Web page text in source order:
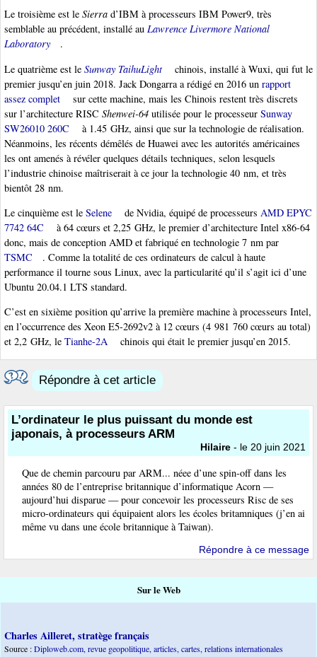
Le troisième est le Sierra d’IBM à processeurs IBM Power9, très
semblable au précédent, installé au Lawrence Livermore National
Laboratory
.
Le quatrième est le Sunway TaihuLight
chinois, installé à Wuxi, qui fut le
premier jusqu’en juin 2018. Jack Dongarra a rédigé en 2016 un rapport
assez complet
sur cette machine, mais les Chinois restent très discrets
sur l’architecture RISC Shenwei-64 utilisée pour le processeur Sunway
SW26010 260C
à 1.45 GHz, ainsi que sur la technologie de réalisation.
Néanmoins, les récents démêlés de Huawei avec les autorités américaines
les ont amenés à révéler quelques détails techniques, selon lesquels
l’industrie chinoise maîtriserait à ce jour la technologie 40 nm, et très
bientôt 28 nm.
Le cinquième est le Selene de Nvidia, équipé de processeurs AMD EPYC
7742 64C
à 64 cœurs et 2,25 GHz, le premier d’architecture Intel x86-64
donc, mais de conception AMD et fabriqué en technologie 7 nm par
TSMC
. Comme la totalité de ces ordinateurs de calcul à haute
performance il tourne sous Linux, avec la particularité qu’il s’agit ici d’une
Ubuntu 20.04.1 LTS standard.
C’est en sixième position qu’arrive la première machine à processeurs Intel,
en l’occurrence des Xeon E5-2692v2 à 12 cœurs (4 981 760 cœurs au total)
et 2,2 GHz, le Tianhe-2A chinois qui était le premier jusqu’en 2015.
Répondre à cet article
L’ordinateur le plus puissant du monde est
japonais, à processeurs ARM
Hilaire - le 20 juin 2021
Que de chemin parcouru par ARM... néee d’une spin-off dans les
années 80 de l’entreprise britannique d’informatique Acorn —
aujourd’hui disparue — pour concevoir les processeurs Risc de ses
micro-ordinateurs qui équipaient alors les écoles britamniques (j’en ai
même vu dans une école britannique à Taiwan).
Répondre à ce message
Sur le Web
Charles Ailleret, stratège français
Source :Diploweb.com, revue geopolitique, articles, cartes, relations internationales